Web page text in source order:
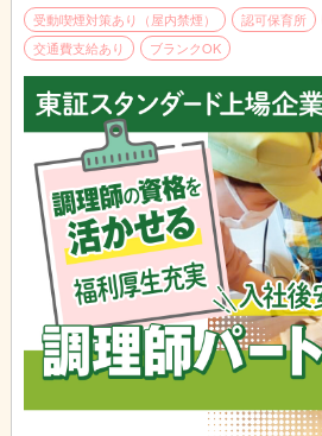
受動喫煙対策あり（屋内禁煙） 認可保育所
交通費支給あり
ブランクOK